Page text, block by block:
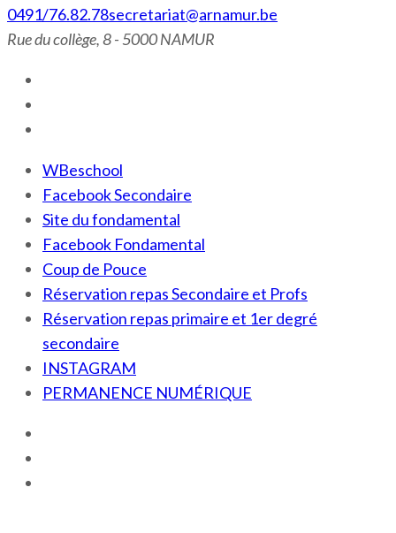
0491/76.82.78secretariat@arnamur.be
Rue du collège, 8 - 5000 NAMUR
WBeschool
Facebook Secondaire
Site du fondamental
Facebook Fondamental
Coup de Pouce
Réservation repas Secondaire et Profs
Réservation repas primaire et 1er degré
secondaire
INSTAGRAM
PERMANENCE NUMÉRIQUE